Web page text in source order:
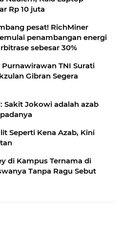
Rp 10 juta
pesat! RichMiner
penambangan energi
sebesar 30%
TNI Surati
Gibran Segera
Sakit Jokowi adalah azab
Seperti Kena Azab, Kini
di Kampus Ternama di
Tanpa Ragu Sebut